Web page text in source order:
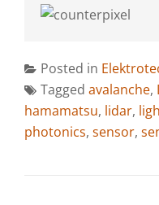
Posted in
Tagged avalanche,
hamamatsu, lidar,
photonics, sensor,